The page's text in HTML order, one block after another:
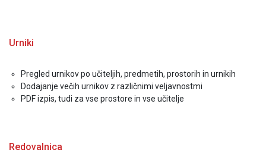
Urniki
Pregled urnikov po učiteljih, predmetih, prostorih in urnikih
Dodajanje večih urnikov z različnimi veljavnostmi
PDF izpis, tudi za vse prostore in vse učitelje
Redovalnica